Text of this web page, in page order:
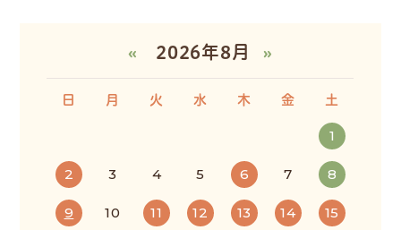
« 2026年8月 »
日 月 火 水 木 金 土
1
2 3 4 5 6 7 8
9 10 11 12 13 14 15